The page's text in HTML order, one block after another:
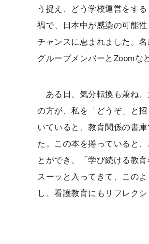
う捉え、どう学校運営をす
禍で、日本中が感染の可能
チャンスに恵まれました。
グループメンバーとZoomな
ある日、気分転換も兼ね、
の方が、私を「どうぞ」と
いていると、教育関係の書
た。この本を捲っていると
とができ、「学び続ける教
スーッと入ってきて、この
し、看護教育にもリフレク